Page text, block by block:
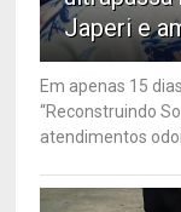
Japeri e
Em apenas 15
“Reconstruindo
atendimentos